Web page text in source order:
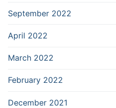
September 2022
April 2022
March 2022
February 2022
December 2021